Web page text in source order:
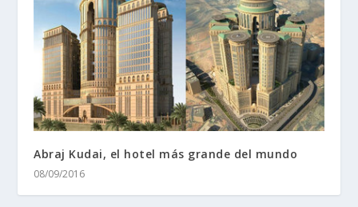
Abraj Kudai, el hotel más grande del mundo
08/09/2016